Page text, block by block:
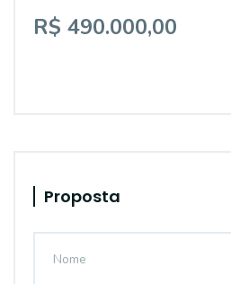
R$ 490.000,00
Proposta